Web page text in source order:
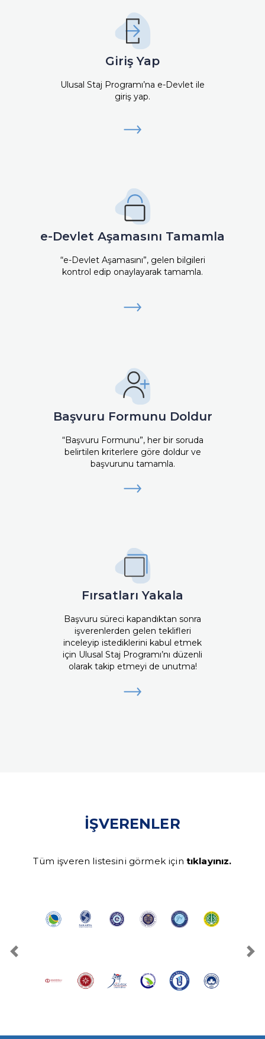
Giriş Yap
Ulusal Staj Programı’na e-Devlet ile
giriş yap.
e-Devlet Aşamasını Tamamla
“e-Devlet Aşamasını”, gelen bilgileri
kontrol edip onaylayarak tamamla.
Başvuru Formunu Doldur
“Başvuru Formunu”, her bir soruda
belirtilen kriterlere göre doldur ve
başvurunu tamamla.
Fırsatları Yakala
Başvuru süreci kapandıktan sonra
işverenlerden gelen teklifleri
inceleyip istediklerini kabul etmek
için Ulusal Staj Programı’nı düzenli
olarak takip etmeyi de unutma!
İŞVERENLER
Tüm işveren listesini görmek için tıklayınız.
Previous